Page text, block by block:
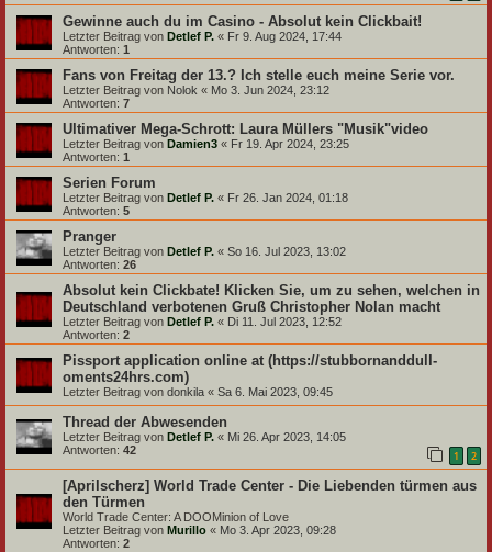
Gewinne auch du im Casino - Absolut kein Clickbait!
Letzter Beitrag von Detlef P. « Fr 9. Aug 2024, 17:44
Antworten: 1
Fans von Freitag der 13.? Ich stelle euch meine Serie vor.
Letzter Beitrag von Nolok « Mo 3. Jun 2024, 23:12
Antworten: 7
Ultimativer Mega-Schrott: Laura Müllers "Musik"video
Letzter Beitrag von Damien3 « Fr 19. Apr 2024, 23:25
Antworten: 1
Serien Forum
Letzter Beitrag von Detlef P. « Fr 26. Jan 2024, 01:18
Antworten: 5
Pranger
Letzter Beitrag von Detlef P. « So 16. Jul 2023, 13:02
Antworten: 26
Absolut kein Clickbate! Klicken Sie, um zu sehen, welchen in
Deutschland verbotenen Gruß Christopher Nolan macht
Letzter Beitrag von Detlef P. « Di 11. Jul 2023, 12:52
Antworten: 2
Pissport application online at (https://stubbornanddull-
oments24hrs.com)
Letzter Beitrag von donkila « Sa 6. Mai 2023, 09:45
Thread der Abwesenden
Letzter Beitrag von Detlef P. « Mi 26. Apr 2023, 14:05
Antworten: 42 1 2
[Aprilscherz] World Trade Center - Die Liebenden türmen aus
den Türmen
World Trade Center: A DOOMinion of Love
Letzter Beitrag von Murillo « Mo 3. Apr 2023, 09:28
Antworten: 2